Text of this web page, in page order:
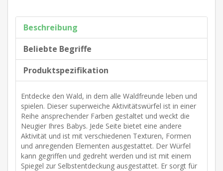
Beschreibung
Beliebte Begriffe
Produktspezifikation
Entdecke den Wald, in dem alle Waldfreunde leben und
spielen. Dieser superweiche Aktivitätswürfel ist in einer
Reihe ansprechender Farben gestaltet und weckt die
Neugier Ihres Babys. Jede Seite bietet eine andere
Aktivität und ist mit verschiedenen Texturen, Formen
und anregenden Elementen ausgestattet. Der Würfel
kann gegriffen und gedreht werden und ist mit einem
Spiegel zur Selbstentdeckung ausgestattet. Er sorgt für